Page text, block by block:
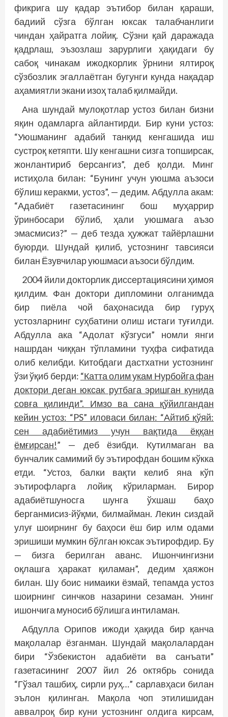
фикрига шу қадар эътибор билан қараши,
бадиий сўзга бўлган юксак талабчанлиги
чиндан ҳайратга лойиқ. Сўзни қай даражада
қадрлаш, эъзозлаш зарурлиги ҳақидаги бу
сабоқ чинакам ижодкорлик ўрнини ялтироқ
сўзбозлик эгаллаётган бугунги кунда нақадар
аҳамиятли экани изоҳ талаб қилмайди.
Ана шундай мулоқотлар устоз билан бизни
яқин одамларга айлантирди. Бир куни устоз:
“Уюшманинг адабий танқид кенгашида иш
сустроқ кетяпти. Шу кенгашни сизга топширсак,
жонлантириб берсангиз”, деб қолди. Минг
истиҳола билан: “Бунинг учун уюшма аъзоси
бўлиш керакми, устоз”, — дедим. Абдулла акам:
“Адабиёт газетасининг бош муҳаррир
ўринбосари бўлиб, ҳали уюшмага аъзо
эмасмисиз?” — деб тезда ҳужжат тайёрлашни
буюрди. Шундай қилиб, устоз­нинг тавсия­си
билан Ёзувчилар уюшмаси аъзоси бўлдим.
2004 йили докторлик диссертация­сини ҳимоя
қилдим. Фан доктори дип­ломини олганимда
бир пиёла чой баҳонасида бир гуруҳ
устозларнинг суҳбатини олиш истаги туғилди.
Абдулла ака “Адолат кўзгуси” номли янги
нашрдан чиққан тўпламини туҳфа сифатида
олиб келибди. Китобдаги дастхатни устознинг
ўзи ўқиб берди: “Катта олим укам Нурбойга фан
доктори деган юксак рутбага эришган кунида
совға қилинди”. Имзо ва сана қўйилгандан
кейин устоз: “PS” иловаси билан: “Айтиб қўяй:
сен адабиётимиз учун вақтида ёққан
ёмғирсан!” — деб ёзибди. Кутилмаган ва
бунчалик самимий бу эътирофдан бошим кўкка
етди. “Устоз, балки вақти келиб яна кўп
эътирофларга лойиқ кўриларман. Бирор
адабиётшуносга шунга ўхшаш баҳо
берганмисиз-йўқми, билмайман. Лекин сиздай
улуғ шоирнинг бу баҳоси ёш бир илм одами
эришиши мумкин бўлган юксак эътирофдир. Бу
— бизга берилган аванс. Ишончингизни
оқлашга ҳаракат қиламан”, дедим ҳаяжон
билан. Шу боис нимаики ёзмай, тепамда устоз
шоирнинг синчков назарини сезаман. Унинг
ишончига муносиб бўлишга интиламан.
Абдулла Орипов ижоди ҳақида бир қанча
мақолалар ёзганман. Шундай мақолалардан
бири “Ўзбекистон адабиёти ва санъати”
газетасининг 2007 йил 26 октябрь сонида
“Гўзал ташбиҳ, сирли руҳ…” сарлавҳаси билан
эълон қилинган. Мақола чоп этилишидан
аввалроқ бир куни устознинг олдига кирсам,